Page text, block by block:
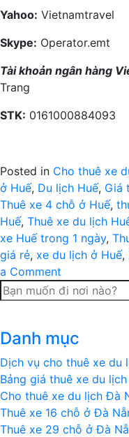
Yahoo: Vietnamtravel
Skype: Operator.emt
Tài khoản ngân hàng
Trang
STK: 0161000884093
Posted in Cho thuê xe
ở Huế, Du lịch Huế, Giá
Thuê xe 4 chỗ ở Huế,
Huế, Thuê xe du lịch
xe Huế trong 1 ngày,
giá rẻ, xe du lịch ở Huế,
a Comment
Thuê
xe
lịch
tham
quan
Huế
(4
điểm)
Danh mục
Dịch vụ cho thuê xe du
Bảng giá thuê xe du lịch
Cho thuê xe du lịch Đà
Thuê xe 16 chỗ ở Đà
Thuê xe 29 chỗ ở Đà